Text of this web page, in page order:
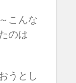
こんな
のは
うとし